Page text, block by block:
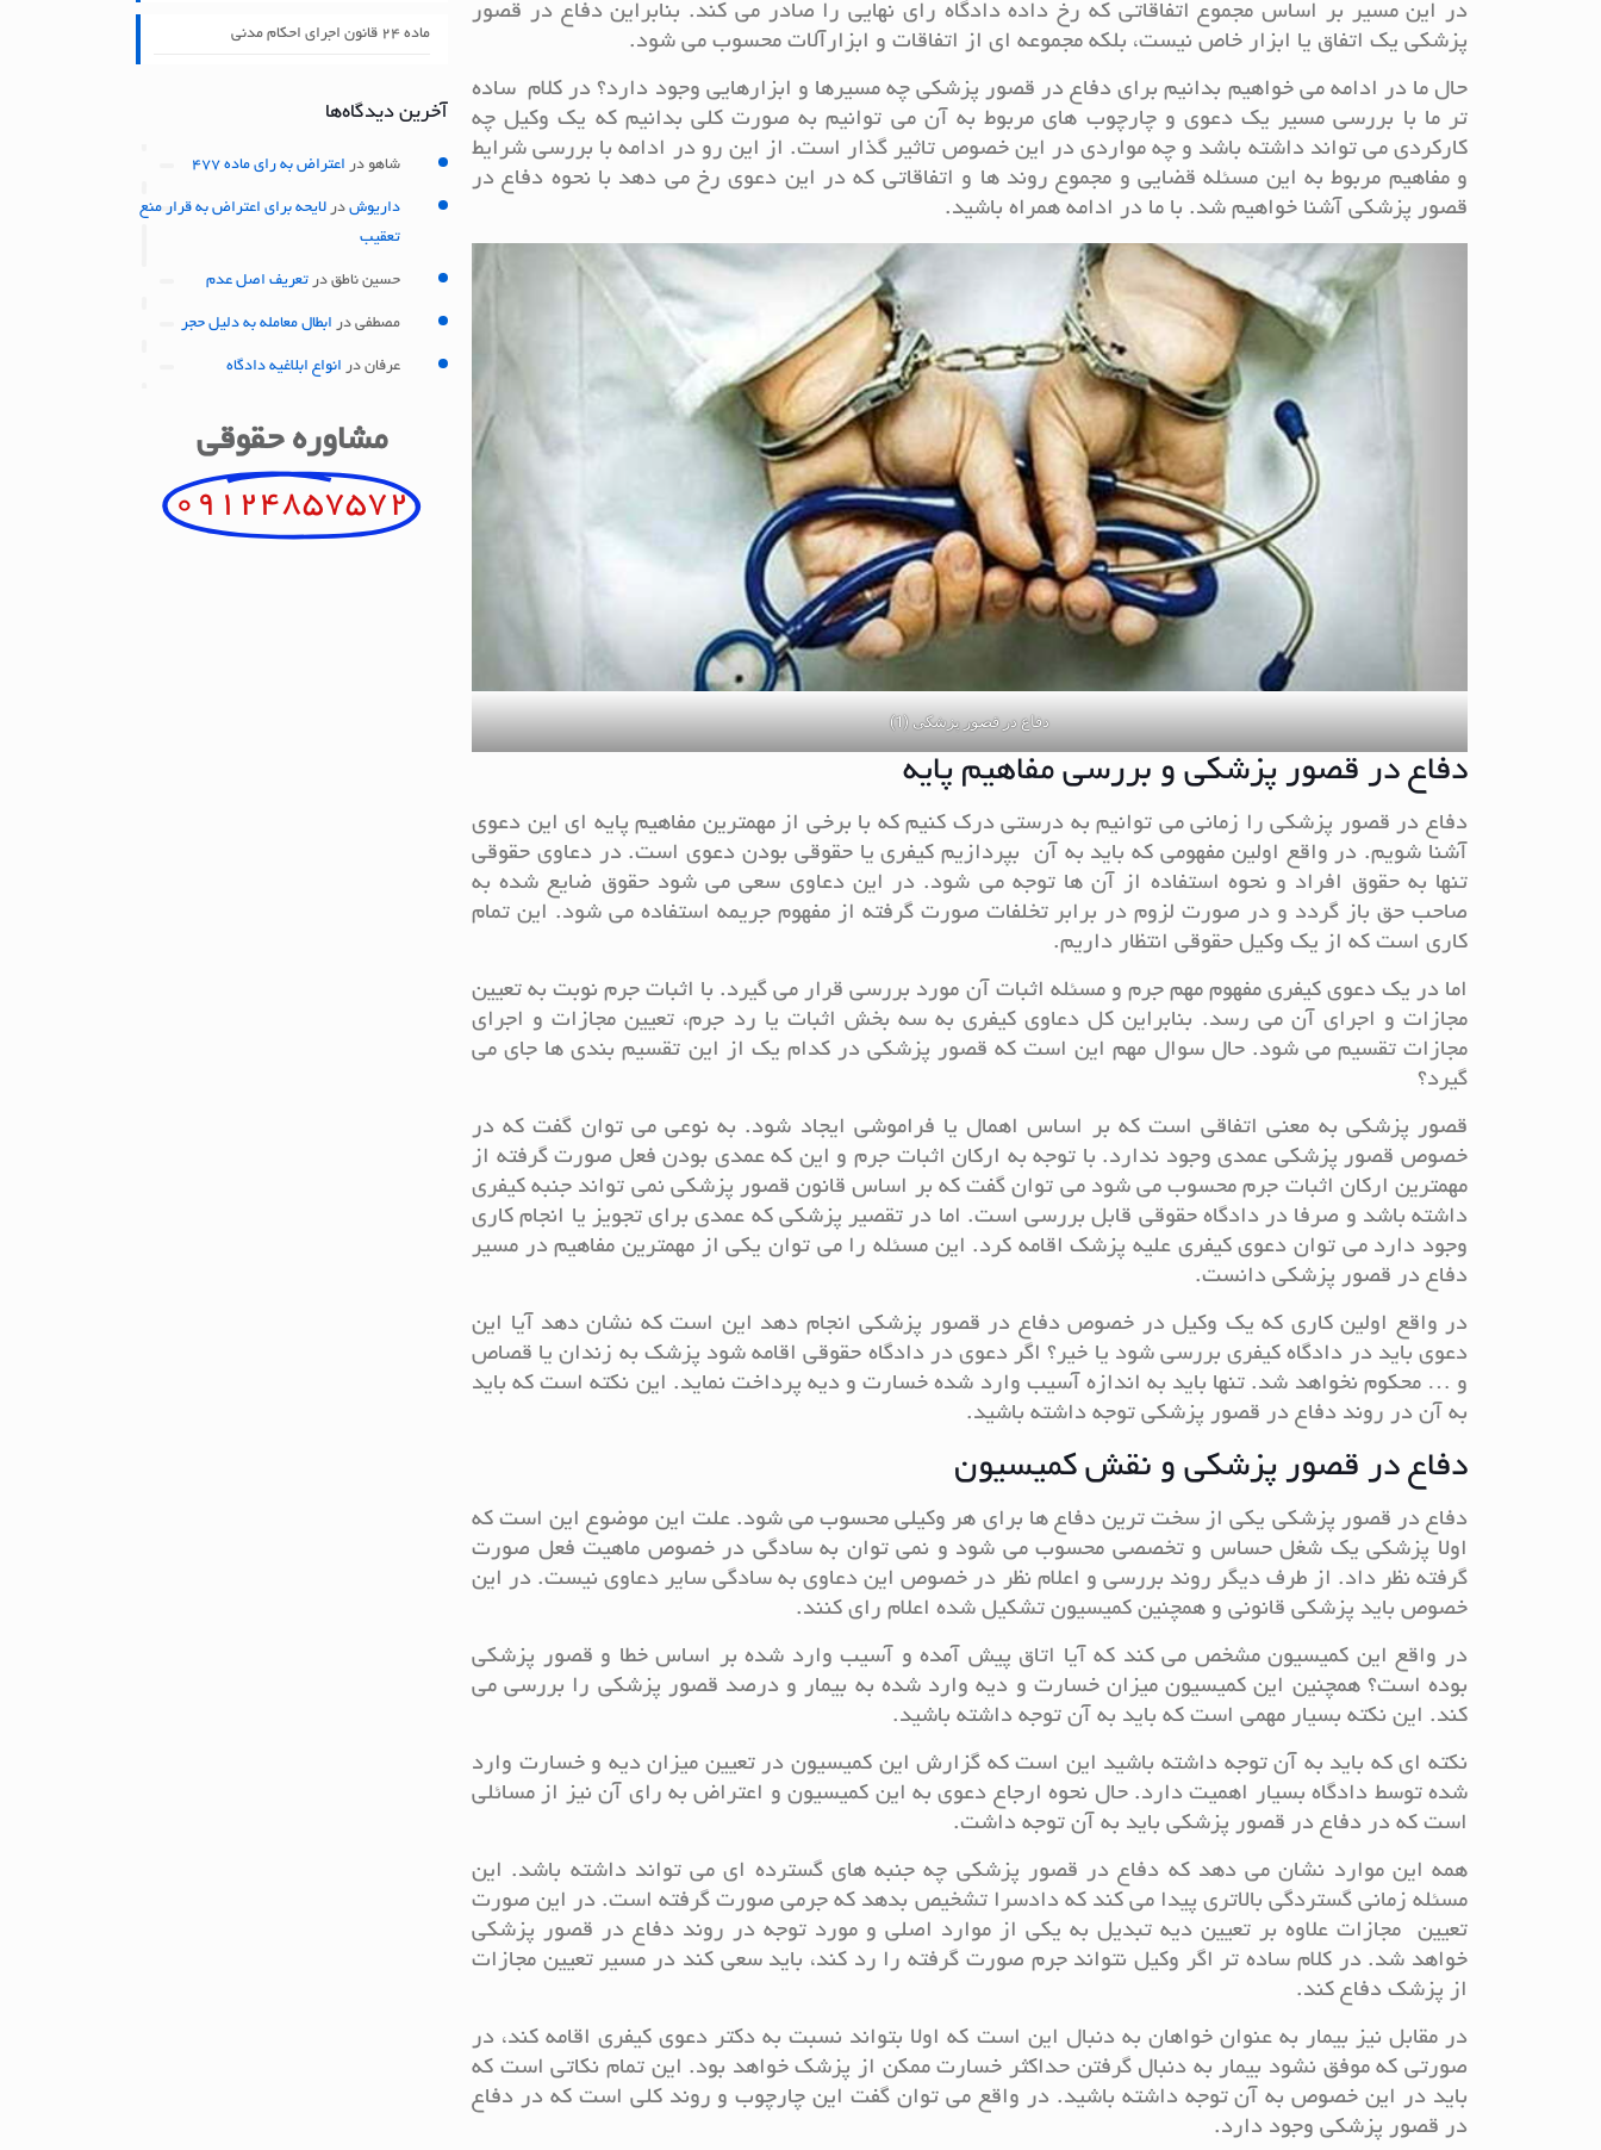
در این مسیر بر اساس مجموع اتفاقاتی که رخ داده دادگاه رای نهایی را صادر می کند. بنابراین دفاع در قصور
پزشکی یک اتفاق یا ابزار خاص نیست، بلکه مجموعه ای از اتفاقات و ابزارآلات محسوب می شود.
حال ما در ادامه می خواهیم بدانیم برای دفاع در قصور پزشکی چه مسیرها و ابزارهایی وجود دارد؟ در کلام ساده
تر ما با بررسی مسیر یک دعوی و چارچوب های مربوط به آن می توانیم به صورت کلی بدانیم که یک وکیل چه
کارکردی می تواند داشته باشد و چه مواردی در این خصوص تاثیر گذار است. از این رو در ادامه با بررسی شرایط
و مفاهیم مربوط به این مسئله قضایی و مجموع روند ها و اتفاقاتی که در این دعوی رخ می دهد با نحوه دفاع در
قصور پزشکی آشنا خواهیم شد. با ما در ادامه همراه باشید.
دفاع در قصور پزشکی (1)
دفاع در قصور پزشکی و بررسی مفاهیم پایه
دفاع در قصور پزشکی را زمانی می توانیم به درستی درک کنیم که با برخی از مهمترین مفاهیم پایه ای این دعوی
آشنا شویم. در واقع اولین مفهومی که باید به آن بپردازیم کیفری یا حقوقی بودن دعوی است. در دعاوی حقوقی
تنها به حقوق افراد و نحوه استفاده از آن ها توجه می شود. در این دعاوی سعی می شود حقوق ضایع شده به
صاحب حق باز گردد و در صورت لزوم در برابر تخلفات صورت گرفته از مفهوم جریمه استفاده می شود. این تمام
کاری است که از یک وکیل حقوقی انتظار داریم.
اما در یک دعوی کیفری مفهوم مهم جرم و مسئله اثبات آن مورد بررسی قرار می گیرد. با اثبات جرم نوبت به تعیین
مجازات و اجرای آن می رسد. بنابراین کل دعاوی کیفری به سه بخش اثبات یا رد جرم، تعیین مجازات و اجرای
مجازات تقسیم می شود. حال سوال مهم این است که قصور پزشکی در کدام یک از این تقسیم بندی ها جای می
گیرد؟
قصور پزشکی به معنی اتفاقی است که بر اساس اهمال یا فراموشی ایجاد شود. به نوعی می توان گفت که در
خصوص قصور پزشکی عمدی وجود ندارد. با توجه به ارکان اثبات جرم و این که عمدی بودن فعل صورت گرفته از
مهمترین ارکان اثبات جرم محسوب می شود می توان گفت که بر اساس قانون قصور پزشکی نمی تواند جنبه کیفری
داشته باشد و صرفا در دادگاه حقوقی قابل بررسی است. اما در تقصیر پزشکی که عمدی برای تجویز یا انجام کاری
وجود دارد می توان دعوی کیفری علیه پزشک اقامه کرد. این مسئله را می توان یکی از مهمترین مفاهیم در مسیر
دفاع در قصور پزشکی دانست.
در واقع اولین کاری که یک وکیل در خصوص دفاع در قصور پزشکی انجام دهد این است که نشان دهد آیا این
دعوی باید در دادگاه کیفری بررسی شود یا خیر؟ اگر دعوی در دادگاه حقوقی اقامه شود پزشک به زندان یا قصاص
و … محکوم نخواهد شد. تنها باید به اندازه آسیب وارد شده خسارت و دیه پرداخت نماید. این نکته است که باید
به آن در روند دفاع در قصور پزشکی توجه داشته باشید.
دفاع در قصور پزشکی و نقش کمیسیون
دفاع در قصور پزشکی یکی از سخت ترین دفاع ها برای هر وکیلی محسوب می شود. علت این موضوع این است که
اولا پزشکی یک شغل حساس و تخصصی محسوب می شود و نمی توان به سادگی در خصوص ماهیت فعل صورت
گرفته نظر داد. از طرف دیگر روند بررسی و اعلام نظر در خصوص این دعاوی به سادگی سایر دعاوی نیست. در این
خصوص باید پزشکی قانونی و همچنین کمیسیون تشکیل شده اعلام رای کنند.
در واقع این کمیسیون مشخص می کند که آیا اتاق پیش آمده و آسیب وارد شده بر اساس خطا و قصور پزشکی
بوده است؟ همچنین این کمیسیون میزان خسارت و دیه وارد شده به بیمار و درصد قصور پزشکی را بررسی می
کند. این نکته بسیار مهمی است که باید به آن توجه داشته باشید.
نکته ای که باید به آن توجه داشته باشید این است که گزارش این کمیسیون در تعیین میزان دیه و خسارت وارد
شده توسط دادگاه بسیار اهمیت دارد. حال نحوه ارجاع دعوی به این کمیسیون و اعتراض به رای آن نیز از مسائلی
است که در دفاع در قصور پزشکی باید به آن توجه داشت.
همه این موارد نشان می دهد که دفاع در قصور پزشکی چه جنبه های گسترده ای می تواند داشته باشد. این
مسئله زمانی گستردگی بالاتری پیدا می کند که دادسرا تشخیص بدهد که جرمی صورت گرفته است. در این صورت
تعیین مجازات علاوه بر تعیین دیه تبدیل به یکی از موارد اصلی و مورد توجه در روند دفاع در قصور پزشکی
خواهد شد. در کلام ساده تر اگر وکیل نتواند جرم صورت گرفته را رد کند، باید سعی کند در مسیر تعیین مجازات
از پزشک دفاع کند.
در مقابل نیز بیمار به عنوان خواهان به دنبال این است که اولا بتواند نسبت به دکتر دعوی کیفری اقامه کند، در
صورتی که موفق نشود بیمار به دنبال گرفتن حداکثر خسارت ممکن از پزشک خواهد بود. این تمام نکاتی است که
باید در این خصوص به آن توجه داشته باشید. در واقع می توان گفت این چارچوب و روند کلی است که در دفاع
در قصور پزشکی وجود دارد.
ماده ۲۴ قانون اجرای احکام مدنی
آخرین دیدگاه‌ها
شاهو در اعتراض به رای ماده 477
داریوشدر لایحه برای اعتراض به قرار منع
تعقیب
حسین ناطقدر تعریف اصل عدم
مصطفیدر ابطال معامله به دلیل حجر
عرفاندر انواع ابلاغیه دادگاه
مشاوره حقوقی
09124857572